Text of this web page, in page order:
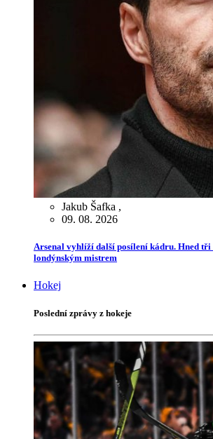
Jakub Šafka ,
09. 08. 2026
Arsenal vyhlíží další posílení kádru. Hned tři
londýnským mistrem
Hokej
Poslední zprávy z hokeje